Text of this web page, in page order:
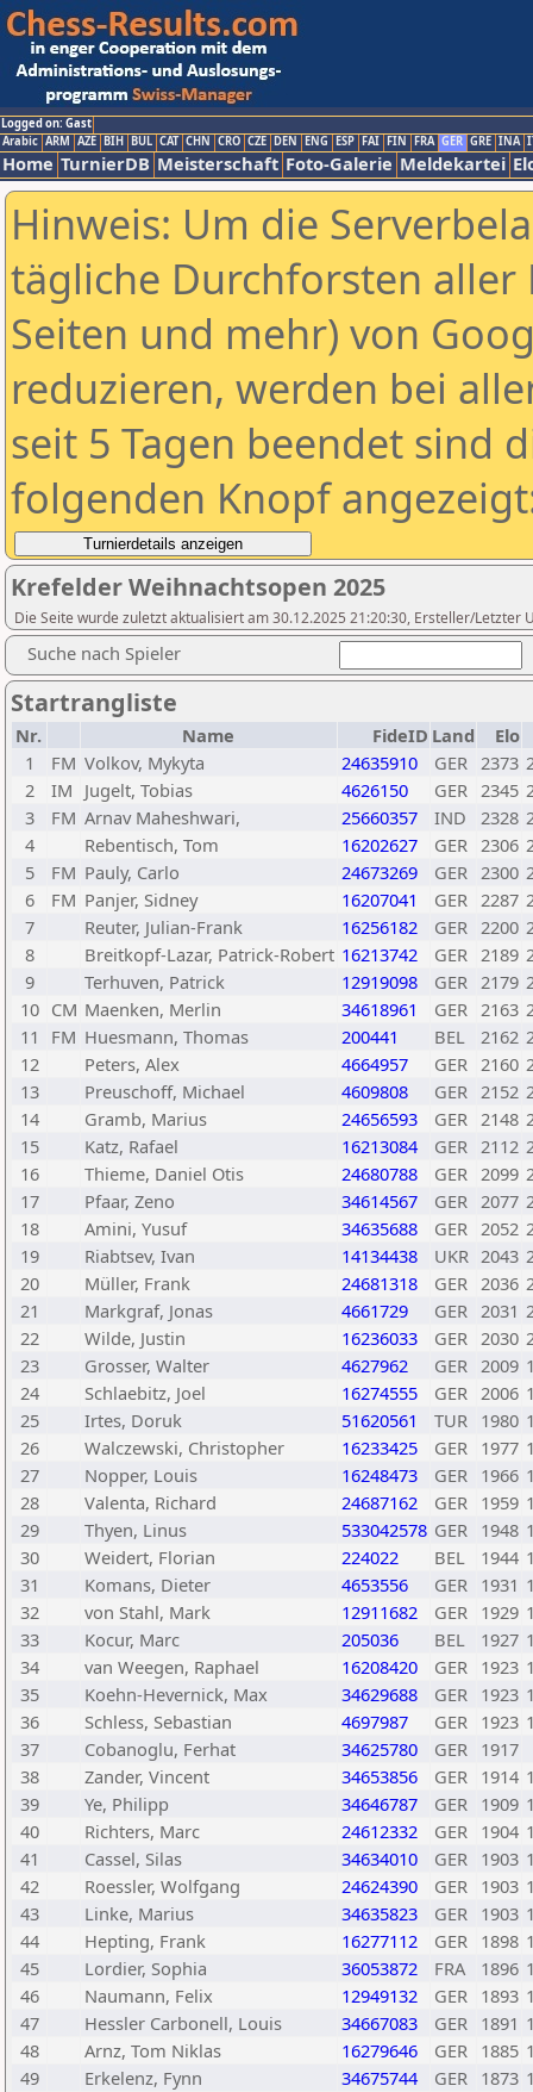
Logged on: Gast
Arabic ARM AZE BIH BUL CAT CHN CRO CZE DEN ENG ESP FAI FIN FRA GER GRE INA
Home TurnierDB Meisterschaft Foto-Galerie Meldekartei
Hinweis: Um die
tägliche Durchforsten aller
Seiten und mehr) von
reduzieren, werden bei
seit 5 Tagen beendet sind
folgenden Knopf
Krefelder Weihnachtsopen 2025
Die Seite wurde zuletzt aktualisiert am 30.12.2025 21:20:30, Ersteller/Letzter
Suche nach Spieler
Startrangliste
Nr. Name FideID Land
Elo
1
FM Volkov, Mykyta 24635910 GER 2373
2
IM Jugelt, Tobias 4626150 GER 2345
3
FM Arnav Maheshwari, 25660357 IND 2328
4
Rebentisch, Tom 16202627 GER 2306
5
FM Pauly, Carlo 24673269 GER 2300
6
FM Panjer, Sidney 16207041 GER 2287
7
Reuter, Julian-Frank 16256182 GER 2200
8
Breitkopf-Lazar, Patrick-Robert 16213742 GER 2189
9
Terhuven, Patrick 12919098 GER 2179
10 CM Maenken, Merlin 34618961 GER 2163
11
FM Huesmann, Thomas 200441 BEL 2162
12
Peters, Alex 4664957 GER 2160
13
Preuschoff, Michael 4609808 GER 2152
14
Gramb, Marius 24656593 GER 2148
15
Katz, Rafael 16213084 GER 2112
16
Thieme, Daniel Otis 24680788 GER 2099
17
Pfaar, Zeno 34614567 GER 2077
18
Amini, Yusuf 34635688 GER 2052
19
Riabtsev, Ivan 14134438 UKR 2043
20
Müller, Frank 24681318 GER 2036
21
Markgraf, Jonas 4661729 GER 2031
22
Wilde, Justin 16236033 GER 2030
23
Grosser, Walter 4627962 GER 2009
24
Schlaebitz, Joel 16274555 GER 2006
25
Irtes, Doruk 51620561 TUR 1980
26
Walczewski, Christopher 16233425 GER 1977
27
Nopper, Louis 16248473 GER 1966
28
Valenta, Richard 24687162 GER 1959
29
Thyen, Linus 533042578 GER 1948
30
Weidert, Florian 224022 BEL 1944
31
Komans, Dieter 4653556 GER 1931
32
von Stahl, Mark 12911682 GER 1929
33
Kocur, Marc 205036 BEL 1927
34
van Weegen, Raphael 16208420 GER 1923
35
Koehn-Hevernick, Max 34629688 GER 1923
36
Schless, Sebastian 4697987 GER 1923
37
Cobanoglu, Ferhat 34625780 GER 1917
38
Zander, Vincent 34653856 GER 1914
39
Ye, Philipp 34646787 GER 1909
40
Richters, Marc 24612332 GER 1904
41
Cassel, Silas 34634010 GER 1903
42
Roessler, Wolfgang 24624390 GER 1903
43
Linke, Marius 34635823 GER 1903
44
Hepting, Frank 16277112 GER 1898
45
Lordier, Sophia 36053872 FRA 1896
46
Naumann, Felix 12949132 GER 1893
47
Hessler Carbonell, Louis 34667083 GER 1891
48
Arnz, Tom Niklas 16279646 GER 1885
49
Erkelenz, Fynn 34675744 GER 1873